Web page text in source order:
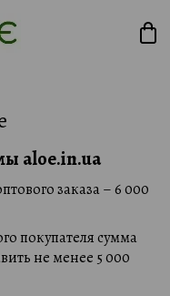
aloe.in.ua
заказа – 6 000
покупателя сумма
не менее 5 000